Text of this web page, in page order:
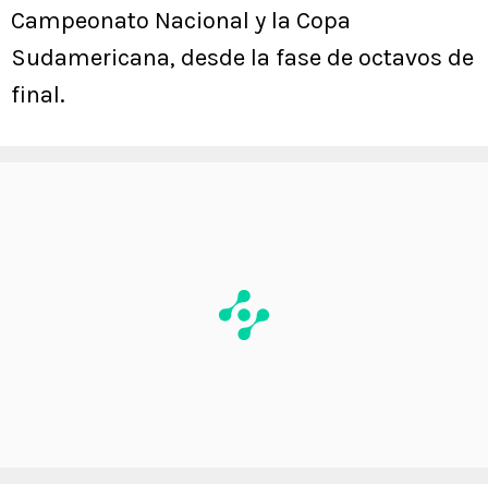
Campeonato Nacional y la Copa
Sudamericana, desde la fase de octavos de
final.